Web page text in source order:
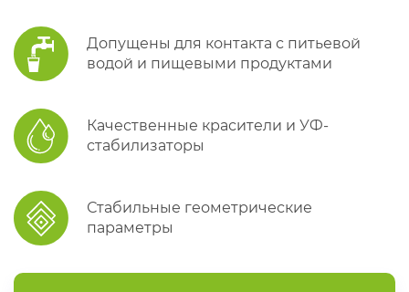
Допущены для контакта с питьевой
водой и пищевыми продуктами
Качественные красители и УФ-
стабилизаторы
Стабильные геометрические
параметры